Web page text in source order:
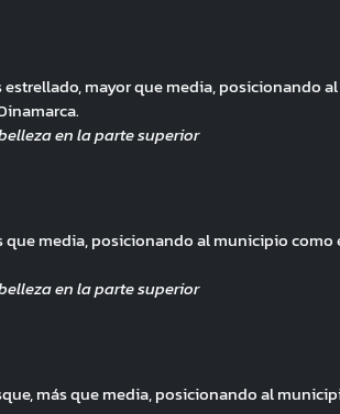
mayor que media, posicionando
que media, posicionando al municipio como
más que media, posicionando al